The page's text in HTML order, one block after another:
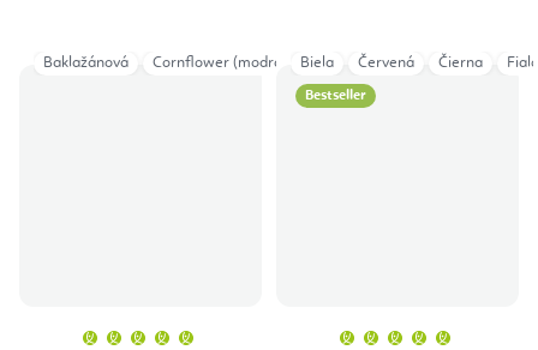
Baklažánová Cornflower (modrá)
Bestseller
Biela Červená Čierna